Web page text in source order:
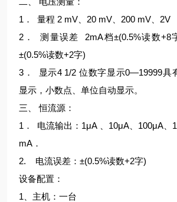
1． 量程 2 mV、20 mV、200 mV、2V
2． 测量误差 2mA档±(0.5%读数+8
±(0.5%读数+2字)
3． 显示4 1/2 位数字显示0—19999具
显示，小数点、单位自动显示。
三、 恒流源：
1． 电流输出：1μA 、10μA、100μA、
mA．
2. 电流误差：±(0.5%读数+2字)
设备配置：
1、主机：一台